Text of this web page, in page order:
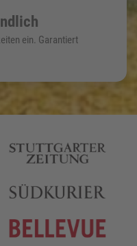
ein. Garantiert